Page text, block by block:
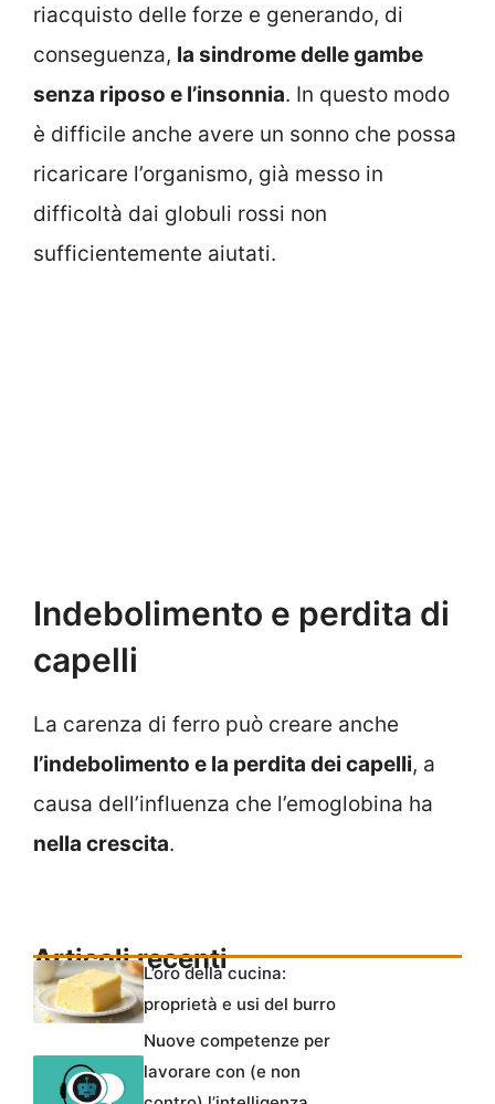
riacquisto delle forze e generando, di
conseguenza, la sindrome delle gambe
senza riposo e l’insonnia. In questo modo
è difficile anche avere un sonno che possa
ricaricare l’organismo, già messo in
difficoltà dai globuli rossi non
sufficientemente aiutati.
Indebolimento e perdita di
capelli
La carenza di ferro può creare anche
l’indebolimento e la perdita dei capelli, a
causa dell’influenza che l’emoglobina ha
nella crescita.
Articoli recenti
L’oro della cucina:
proprietà e usi del burro
Nuove competenze per
lavorare con (e non